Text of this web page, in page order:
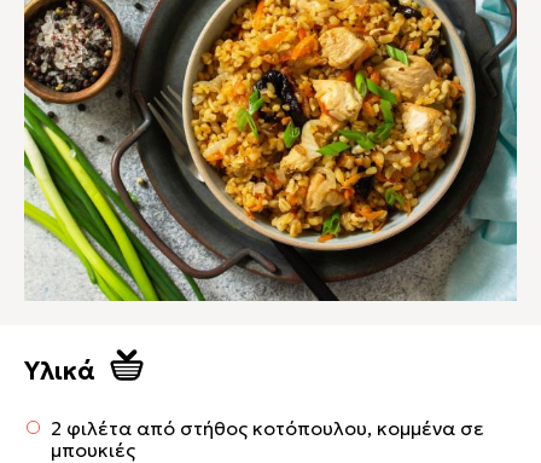
Υλικά
2 φιλέτα από στήθος κοτόπουλου, κομμένα σε
μπουκιές